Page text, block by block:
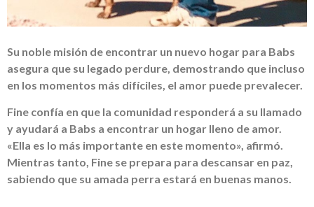
Su noble misión de encontrar un nuevo hogar para Babs
asegura que su legado perdure, demostrando que incluso
en los momentos más difíciles, el amor puede prevalecer.
Fine confía en que la comunidad responderá a su llamado
y ayudará a Babs a encontrar un hogar lleno de amor.
«Ella es lo más importante en este momento», afirmó.
Mientras tanto, Fine se prepara para descansar en paz,
sabiendo que su amada perra estará en buenas manos.